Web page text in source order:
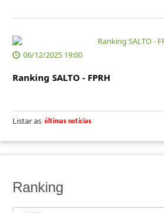
06/12/2025 19:00
Ranking SALTO - FPRH
Listar as últimas notícias
Ranking